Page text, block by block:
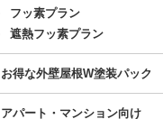
フッ素プラン
遮熱フッ素プラン
お得な外壁屋根W塗装パック
アパート・マンション向け